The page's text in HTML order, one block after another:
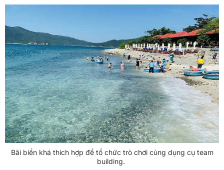
Bãi biển khá thích hợp để tổ chức trò chơi cùng dụng cụ team
building.